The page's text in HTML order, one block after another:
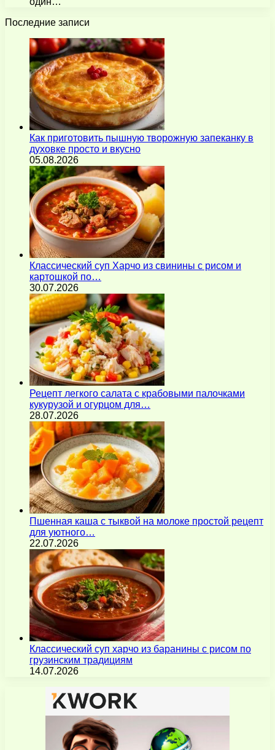
Последние записи
Как приготовить пышную творожную запеканку в
духовке просто и вкусно
05.08.2026
Классический суп Харчо из свинины с рисом и
картошкой по…
30.07.2026
Рецепт легкого салата с крабовыми палочками
кукурузой и огурцом для…
28.07.2026
Пшенная каша с тыквой на молоке простой рецепт
для уютного…
22.07.2026
Классический суп харчо из баранины с рисом по
грузинским традициям
14.07.2026